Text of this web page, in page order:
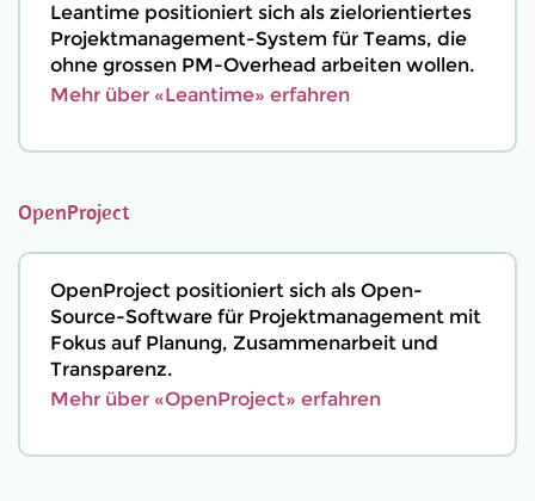
Leantime positioniert sich als zielorientiertes
Projektmanagement-System für Teams, die
ohne grossen PM-Overhead arbeiten wollen.
Mehr über «Leantime» erfahren
OpenProject
OpenProject positioniert sich als Open-
Source-Software für Projektmanagement mit
Fokus auf Planung, Zusammenarbeit und
Transparenz.
Mehr über «OpenProject» erfahren